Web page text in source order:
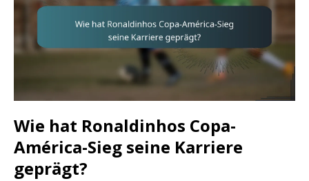
Wie hat Ronaldinhos Copa-
América-Sieg seine Karriere
geprägt?